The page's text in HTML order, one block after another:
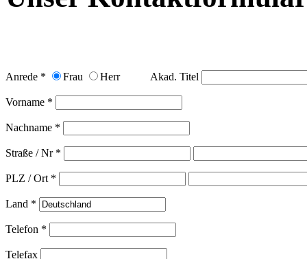
Anrede * Frau Herr Akad. Titel
Vorname *
Nachname *
Straße / Nr *
PLZ / Ort *
Land *
Telefon *
Telefax